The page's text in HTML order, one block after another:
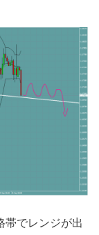
帯でレンジが出